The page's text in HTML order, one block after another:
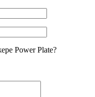
Power Plate?